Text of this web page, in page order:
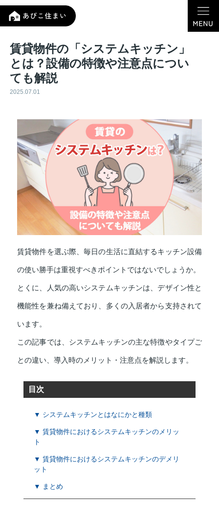
賃貸物件の「システムキッチン」
とは？設備の特徴や注意点につい
ても解説
2025.07.01
賃貸物件を選ぶ際、毎日の生活に直結するキッチン設備
の使い勝手は重視すべきポイントではないでしょうか。
とくに、人気の高いシステムキッチンは、デザイン性と
機能性を兼ね備えており、多くの入居者から支持されて
います。
この記事では、システムキッチンの主な特徴やタイプご
との違い、導入時のメリット・注意点を解説します。
目次
▼ システムキッチンとはなにかと種類
▼ 賃貸物件におけるシステムキッチンのメリッ
ト
▼ 賃貸物件におけるシステムキッチンのデメリ
ット
▼ まとめ